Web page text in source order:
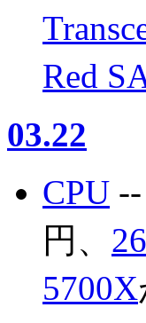
Red
03.22
CPU --
円、
5700X